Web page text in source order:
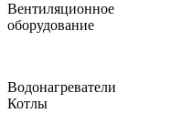
Вентиляционное
оборудование
Водонагреватели
Котлы